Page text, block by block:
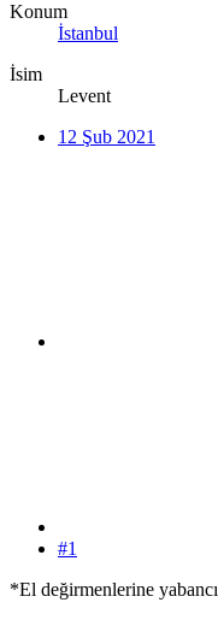
Konum
İstanbul
İsim
Levent
12 Şub 2021
#1
*El değirmenlerine